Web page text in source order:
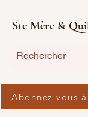
Ste Mère &
Abonnez-vous